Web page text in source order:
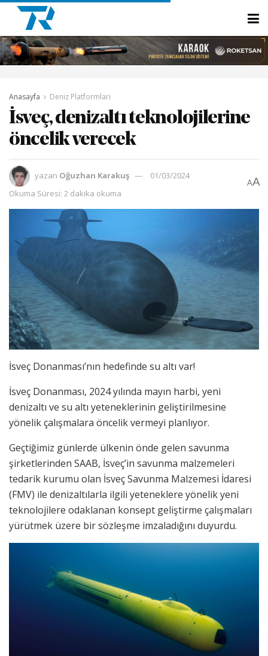
Anasayfa Deniz Platformları
İsveç, denizaltı teknolojilerine
öncelik verecek
yazan Oğuzhan Karakuş
01/03/2024
Okuma Süresi: 2 dakika okuma
AA
İsveç Donanması’nın hedefinde su altı var!
İsveç Donanması, 2024 yılında mayın harbi, yeni
denizaltı ve su altı yeteneklerinin geliştirilmesine
yönelik çalışmalara öncelik vermeyi planlıyor.
Geçtiğimiz günlerde ülkenin önde gelen savunma
şirketlerinden SAAB, İsveç’in savunma malzemeleri
tedarik kurumu olan İsveç Savunma Malzemesi İdaresi
(FMV) ile denizaltılarla ilgili yeteneklere yönelik yeni
teknolojilere odaklanan konsept geliştirme çalışmaları
yürütmek üzere bir sözleşme imzaladığını duyurdu.